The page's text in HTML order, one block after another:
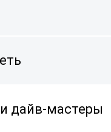
дайв-мастеры